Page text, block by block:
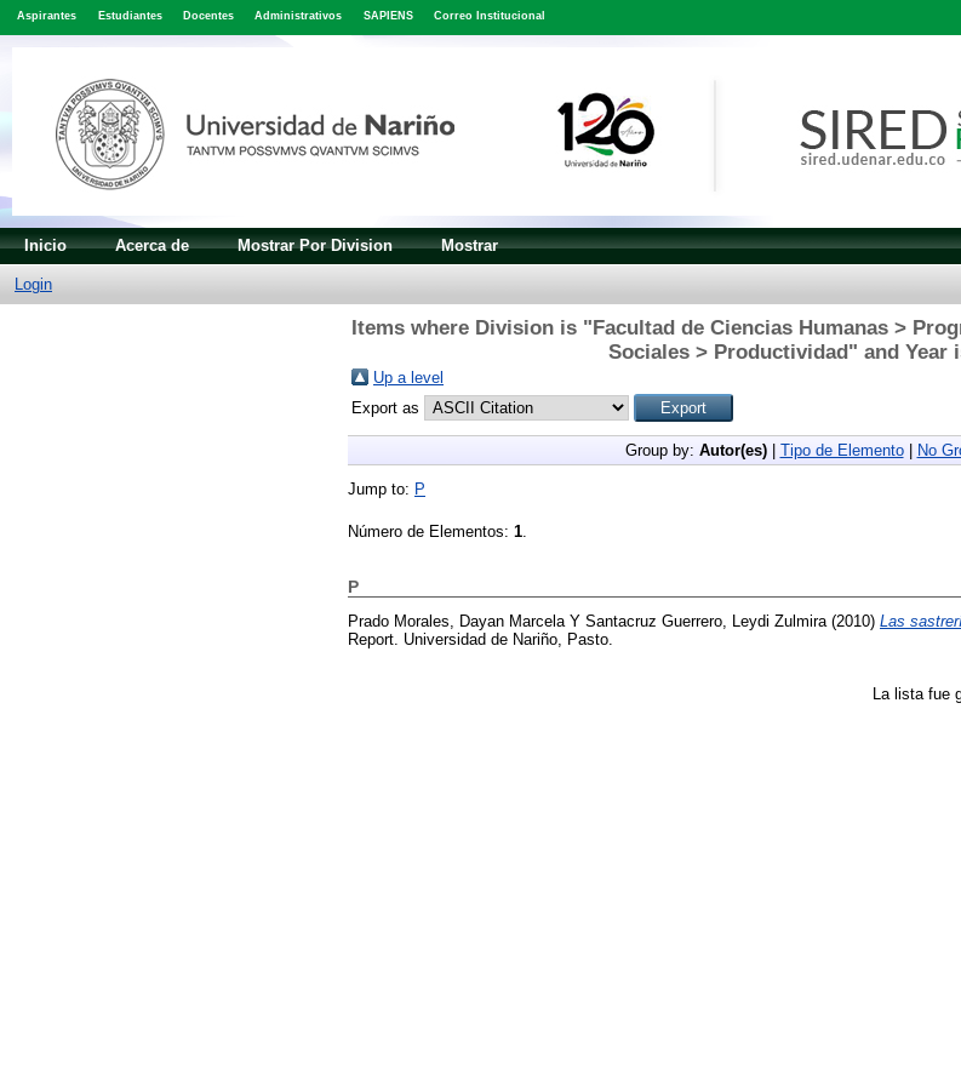
Aspirantes Estudiantes Docentes Administrativos SAPIENS Correo Institucional
Inicio Acerca de Mostrar Por Division Mostrar
Login
Items where Division is "Facultad de Ciencias Humanas >
Sociales > Productividad" and Year
Up a level
Export as
Group by: Autor(es)| Tipo de Elemento| No
Jump to: P
Número de Elementos: 1
P
Prado Morales, Dayan MarcelaY Santacruz Guerrero, Leydi Zulmira(2010) Las
Report. Universidad de Nariño, Pasto.
La lista fue